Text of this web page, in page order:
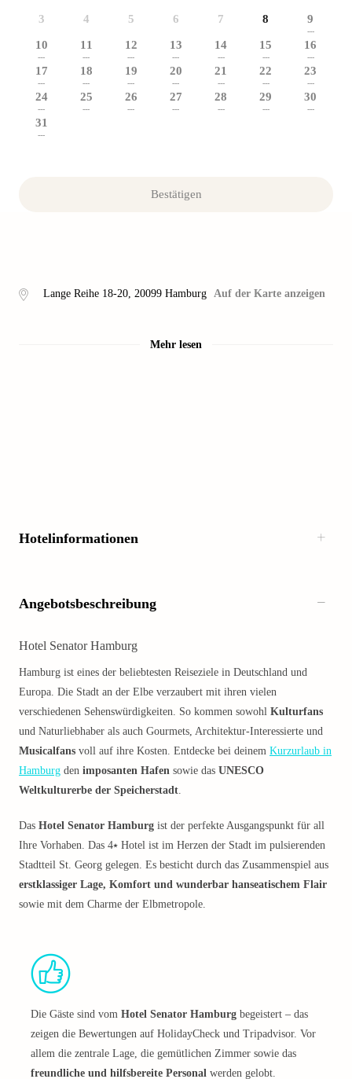
3 4 5 6 7 8 9
---
10
---
11
---
12
---
13
---
14
---
15
---
16
---
17
---
18
---
19
---
20
---
21
---
22
---
23
---
24
---
25
---
26
---
27
---
28
---
29
---
30
---
31
---
Bestätigen
Lange Reihe 18-20, 20099 Hamburg Auf der Karte anzeigen
Mehr lesen
Hotelinformationen
Angebotsbeschreibung
Hotel Senator Hamburg
Hamburg ist eines der beliebtesten Reiseziele in Deutschland und
Europa. Die Stadt an der Elbe verzaubert mit ihren vielen
verschiedenen Sehenswürdigkeiten. So kommen sowohl Kulturfans
und Naturliebhaber als auch Gourmets, Architektur-Interessierte und
Musicalfans voll auf ihre Kosten. Entdecke bei deinem Kurzurlaub in
Hamburg den imposanten Hafen sowie das UNESCO
Weltkulturerbe der Speicherstadt.
Das Hotel Senator Hamburg ist der perfekte Ausgangspunkt für all
Ihre Vorhaben. Das 4⭑ Hotel ist im Herzen der Stadt im pulsierenden
Stadtteil St. Georg gelegen. Es besticht durch das Zusammenspiel aus
erstklassiger Lage, Komfort und wunderbar hanseatischem Flair
sowie mit dem Charme der Elbmetropole.
Die Gäste sind vom Hotel Senator Hamburg begeistert – das
zeigen die Bewertungen auf HolidayCheck und Tripadvisor. Vor
allem die zentrale Lage, die gemütlichen Zimmer sowie das
freundliche und hilfsbereite Personal werden gelobt.